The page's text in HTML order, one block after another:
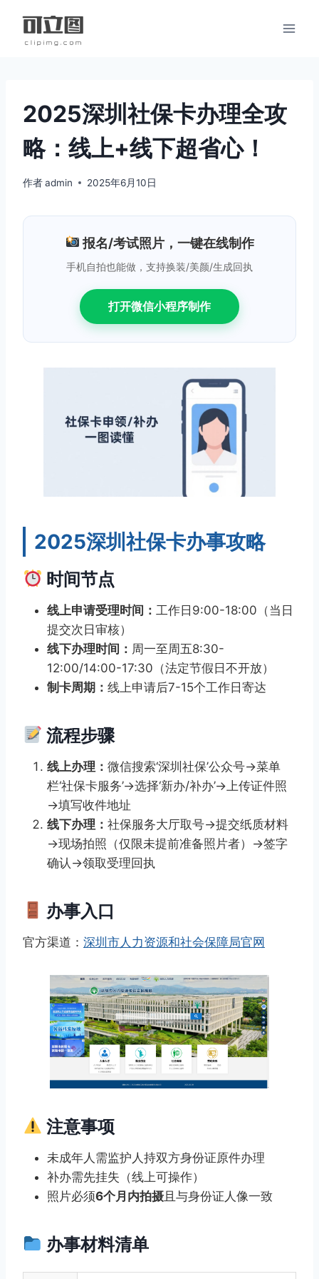
2025深圳社保卡办理全攻
略：线上+线下超省心！
作者admin 2025年6月10日
报名/考试照片，一键在线制作
手机自拍也能做，支持换装/美颜/生成回执
打开微信小程序制作
2025深圳社保卡办事攻略
时间节点
线上申请受理时间： 工作日9:00-18:00（当日
提交次日审核）
线下办理时间： 周一至周五8:30-
12:00/14:00-17:30（法定节假日不开放）
制卡周期： 线上申请后7-15个工作日寄达
流程步骤
线上办理： 微信搜索‘深圳社保’公众号→菜单
栏‘社保卡服务’→选择‘新办/补办’→上传证件照
→填写收件地址
线下办理： 社保服务大厅取号→提交纸质材料
→现场拍照（仅限未提前准备照片者）→签字
确认→领取受理回执
办事入口
官方渠道： 深圳市人力资源和社会保障局官网
注意事项
未成年人需监护人持双方身份证原件办理
补办需先挂失（线上可操作）
照片必须6个月内拍摄且与身份证人像一致
办事材料清单